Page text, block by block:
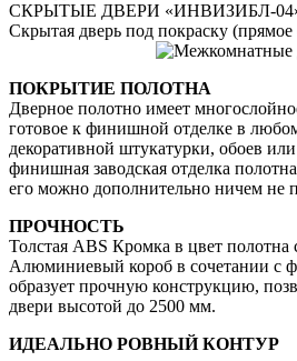
СКРЫТЫЕ ДВЕРИ «ИНВИЗИБЛ-
Скрытая дверь под покраску
ПОКРЫТИЕ ПОЛОТНА
Дверное полотно имеет
готовое к финишной отделке в
декоративной штукатурки, обоев
финишная заводская отделка
его можно дополнительно ничем не
ПРОЧНОСТЬ
Толстая ABS Кромка в цвет полотна
Алюминиевый короб в сочетании с
образует прочную конструкцию,
двери высотой до 2500 мм.
ИДЕАЛЬНО РОВНЫЙ КОНТУР